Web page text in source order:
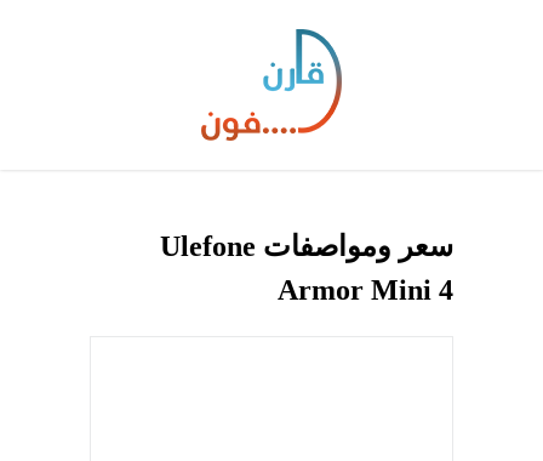
سعر ومواصفات Ulefone
Armor Mini 4